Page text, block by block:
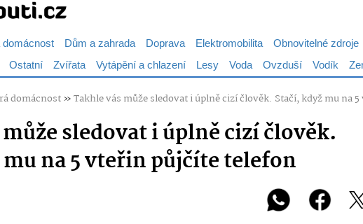
Dům a zahrada Doprava Elektromobilita Obnovitelné zdroje
Ostatní Zvířata Vytápění a chlazení Lesy Voda Ovzduší Vodík
domácnost»Takhle vás může sledovat i úplně cizí člověk. Stačí, když mu na
sledovat i úplně cizí člověk.
na 5 vteřin půjčíte telefon